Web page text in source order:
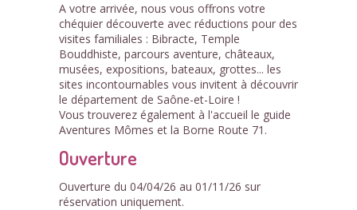
A votre arrivée, nous vous offrons votre
chéquier découverte avec réductions pour des
visites familiales : Bibracte, Temple
Bouddhiste, parcours aventure, châteaux,
musées, expositions, bateaux, grottes... les
sites incontournables vous invitent à découvrir
le département de Saône-et-Loire !
Vous trouverez également à l'accueil le guide
Aventures Mômes et la Borne Route 71.
Ouverture
Ouverture du 04/04/26 au 01/11/26 sur
réservation uniquement.